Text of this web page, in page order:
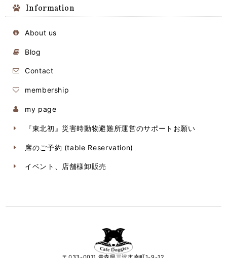
Information
About us
Blog
Contact
membership
my page
『東北初』災害時動物避難所運営のサポートお願い
席のご予約 (table Reservation)
イベント、店舗様卸販売